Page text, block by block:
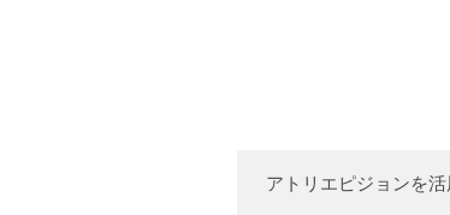
アトリエピジョンを活